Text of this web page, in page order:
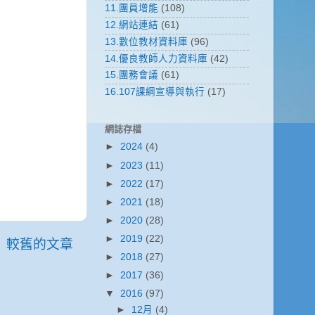
較舊的文章
11.團員增能 (108)
12.網站連結 (61)
13.數位教材資料庫 (96)
14.優良教師人力資料庫 (42)
15.團務會議 (61)
16.107課綱宣導與執行 (17)
網誌存檔
► 2024 (4)
► 2023 (11)
► 2022 (17)
► 2021 (18)
► 2020 (28)
► 2019 (22)
► 2018 (27)
► 2017 (36)
▼ 2016 (97)
► 12月 (4)